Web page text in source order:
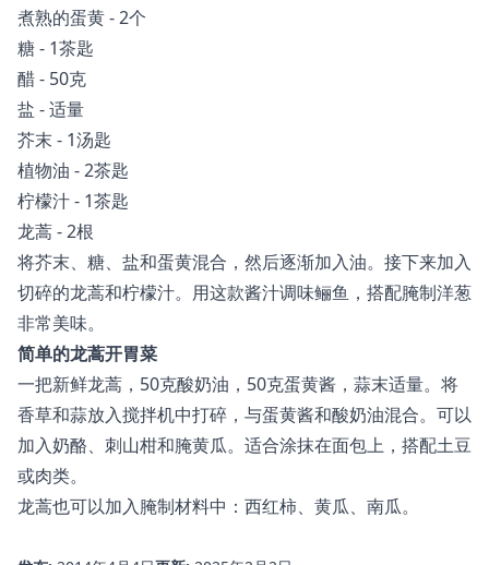
煮熟的蛋黄 - 2个
糖 - 1茶匙
醋 - 50克
盐 - 适量
芥末 - 1汤匙
植物油 - 2茶匙
柠檬汁 - 1茶匙
龙蒿 - 2根
将芥末、糖、盐和蛋黄混合，然后逐渐加入油。接下来加入
切碎的龙蒿和柠檬汁。用这款酱汁调味鲡鱼，搭配腌制洋葱
非常美味。
简单的龙蒿开胃菜
一把新鲜龙蒿，50克酸奶油，50克蛋黄酱，蒜末适量。将
香草和蒜放入搅拌机中打碎，与蛋黄酱和酸奶油混合。可以
加入奶酪、刺山柑和腌黄瓜。适合涂抹在面包上，搭配土豆
或肉类。
龙蒿也可以加入腌制材料中：西红柿、黄瓜、南瓜。